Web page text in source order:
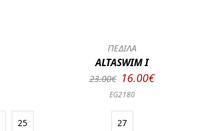
25
ΠΕΔΙΛΑ
ALTASWIM I
23.00€ 16.00€
EG2180
27